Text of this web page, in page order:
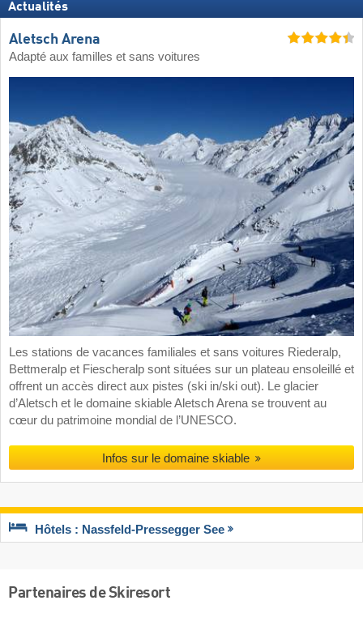
Actualités
Aletsch Arena
Adapté aux familles et sans voitures
Les stations de vacances familiales et sans voitures Riederalp,
Bettmeralp et Fiescheralp sont situées sur un plateau ensoleillé et
offrent un accès direct aux pistes (ski in/ski out). Le glacier
d’Aletsch et le domaine skiable Aletsch Arena se trouvent au
cœur du patrimoine mondial de l’UNESCO.
Infos sur le domaine skiable
Hôtels : Nassfeld-Pressegger See
Partenaires de Skiresort